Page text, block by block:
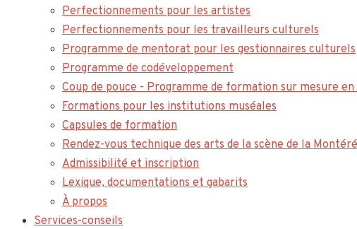
Perfectionnements pour les artistes
Perfectionnements pour les travailleurs culturels
Programme de mentorat pour les gestionnaires culturels
Programme de codéveloppement
Coup de pouce - Programme de formation sur mesure en
Formations pour les institutions muséales
Capsules de formation
Rendez-vous technique des arts de la scène de la
Admissibilité et inscription
Lexique, documentations et gabarits
À propos
Services-conseils